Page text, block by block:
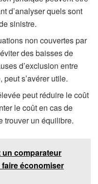
d’analyser quels sont
sinistre.
non couvertes par
des baisses de
d’exclusion entre
s’avérer utile.
peut réduire le coût
le coût en cas de
trouver un équilibre.
comparateur
économiser